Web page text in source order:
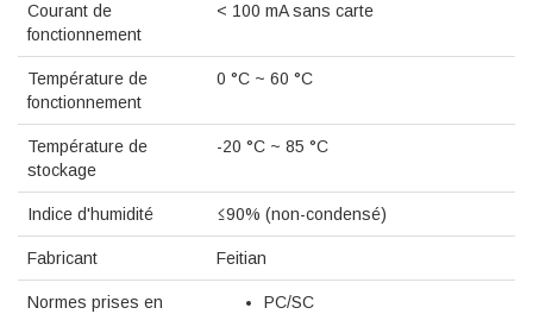
Courant de
fonctionnement
< 100 mA sans carte
Température de
fonctionnement
0 °C ~ 60 °C
Température de
stockage
-20 °C ~ 85 °C
Indice d'humidité ≤90% (non-condensé)
Fabricant Feitian
Normes prises en
PC/SC